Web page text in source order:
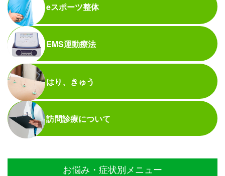
eスポーツ整体
EMS運動療法
はり、きゅう
訪問診療について
お悩み・症状別メニュー